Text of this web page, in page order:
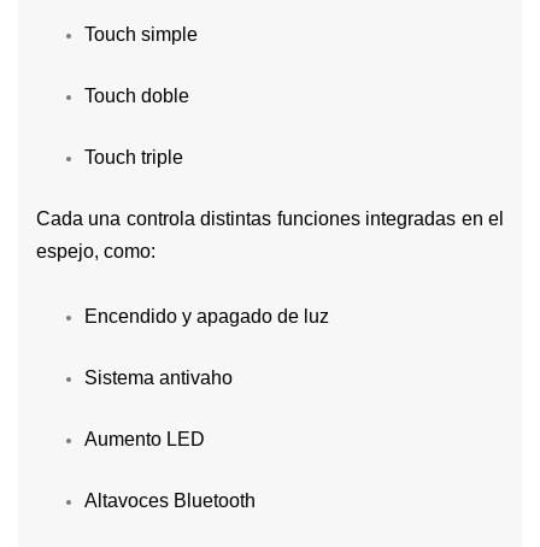
Touch simple
Touch doble
Touch triple
Cada una controla distintas funciones integradas en el
espejo, como:
Encendido y apagado de luz
Sistema antivaho
Aumento LED
Altavoces Bluetooth